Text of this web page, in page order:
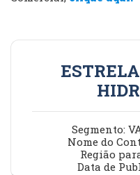
Segmento:
Nome do
Região
Data de